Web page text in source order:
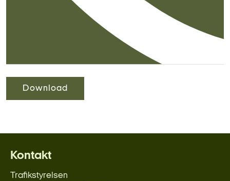
Download
Kontakt
Trafikstyrelsen